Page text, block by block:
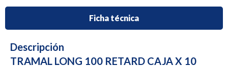
Ficha técnica
Descripción
TRAMAL LONG 100 RETARD CAJA X 10